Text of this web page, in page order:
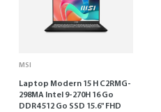
MSI
Laptop Modern 15 H C2RMG-
298MA Intel 9-270H 16 Go
DDR4 512 Go SSD 15.6" FHD